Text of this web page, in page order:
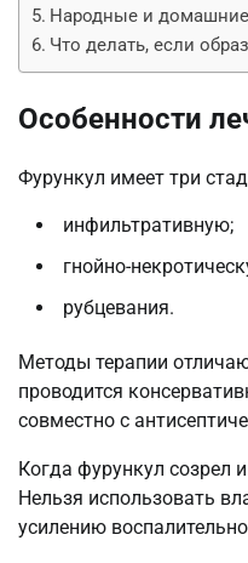
Народные и
Что делать, если
Особенности
Фурункул имеет три
инфильтративную;
гнойно-
рубцевания.
Методы терапии
проводится
совместно с
Когда фурункул созрел
Нельзя использовать
усилению